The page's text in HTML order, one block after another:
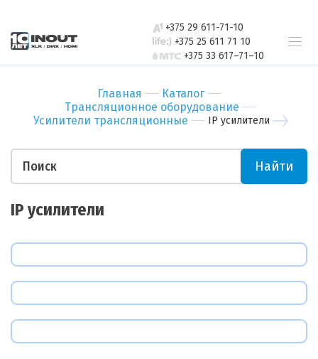
+375 29 611-71-10
+375 25 611 71 10
+375 33 617–71–10
Главная
Каталог
Трансляционное оборудование
Усилители трансляционные
IP усилители
Найти
IP усилители